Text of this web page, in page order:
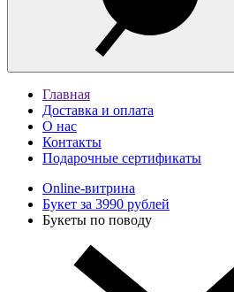
Главная
Доставка и оплата
О нас
Контакты
Подарочные сертификаты
Online-витрина
Букет за 3990 рублей
Букеты по поводу